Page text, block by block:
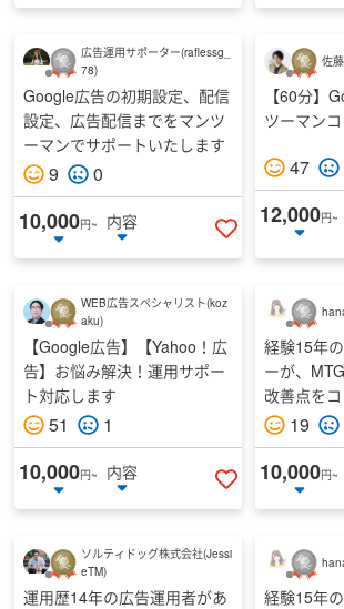
都道府県
指定しない
性別
認定ランサー
シルバー
ブロンズ
レギュラー
広告運用サポーター(raflessg_
78)
Google広告の初期設定、配信
設定、広告配信までをマンツ
ーマンでサポートいたします
9 0
10,000円~
内容
いいねする
佐
【60分】
ツーマン
47
12,000円~
WEB広告スペシャリスト(koz
aku)
【Google広告】【Yahoo！広
告】お悩み解決！運用サポー
ト対応します
51 1
10,000円~
内容
いいねする
経験15年
ーが、
改善点を
19
10,000円~
ソルティドッグ株式会社(Jessi
eTM)
運用歴14年の広告運用者があ
経験15年